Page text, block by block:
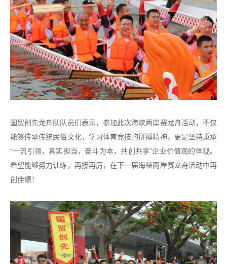
国贸创先龙舟队队员们表示，参加此次海峡两岸赛龙舟活动，不仅
能够传承传统民俗文化，学习体育竞技的拼搏精神，更是坚持秉承
“一流引领，真实担当，奋斗为本，共创共享”企业价值观的体现。
希望能够努力训练，再接再厉，在下一届海峡两岸赛龙舟活动中再
创佳绩！